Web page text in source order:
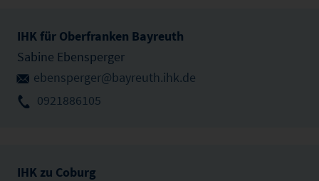
IHK für Oberfranken Bayreuth
Sabine Ebensperger
ebensperger@bayreuth.ihk.de
0921886105
IHK zu Coburg